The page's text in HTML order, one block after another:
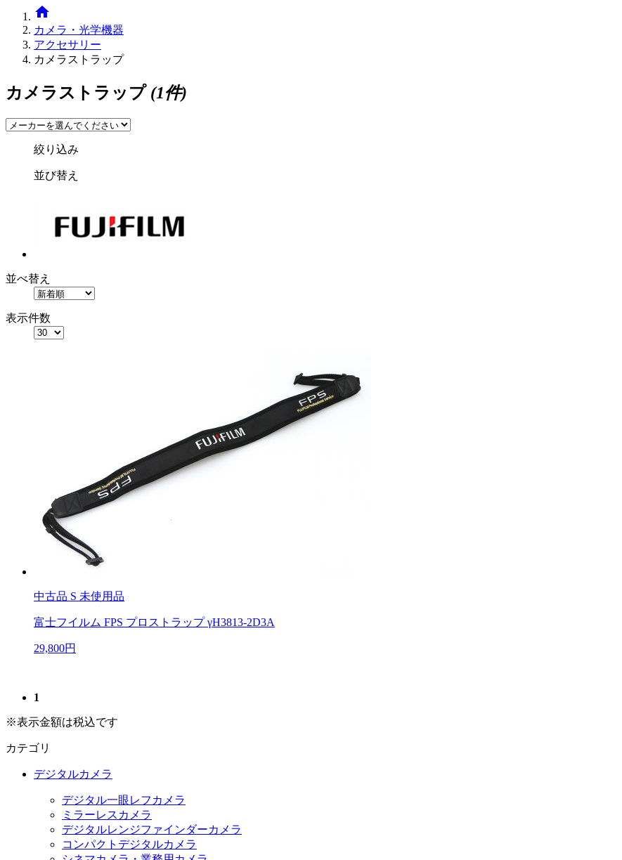
home
カメラ・光学機器
アクセサリー
カメラストラップ
カメラストラップ(1件)
絞り込み
並び替え
並べ替え
表示件数
中古品 S 未使用品
富士フイルム FPS プロストラップ γH3813-2D3A
29,800円
1
※表示金額は税込です
カテゴリ
デジタルカメラ
デジタル一眼レフカメラ
ミラーレスカメラ
デジタルレンジファインダーカメラ
コンパクトデジタルカメラ